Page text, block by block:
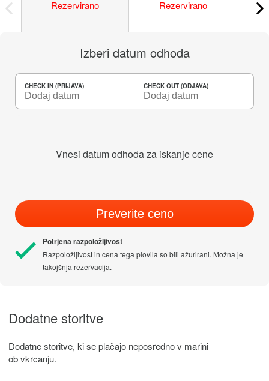
Rezervirano
Rezervirano
Izberi datum odhoda
CHECK IN (PRIJAVA) CHECK OUT (ODJAVA)
Vnesi datum odhoda za iskanje cene
Preverite ceno
Potrjena razpoložljivost
Razpoložljivost in cena tega plovila so bili ažurirani. Možna je
takojšnja rezervacija.
Dodatne storitve
Dodatne storitve, ki se plačajo neposredno v marini
ob vkrcanju.